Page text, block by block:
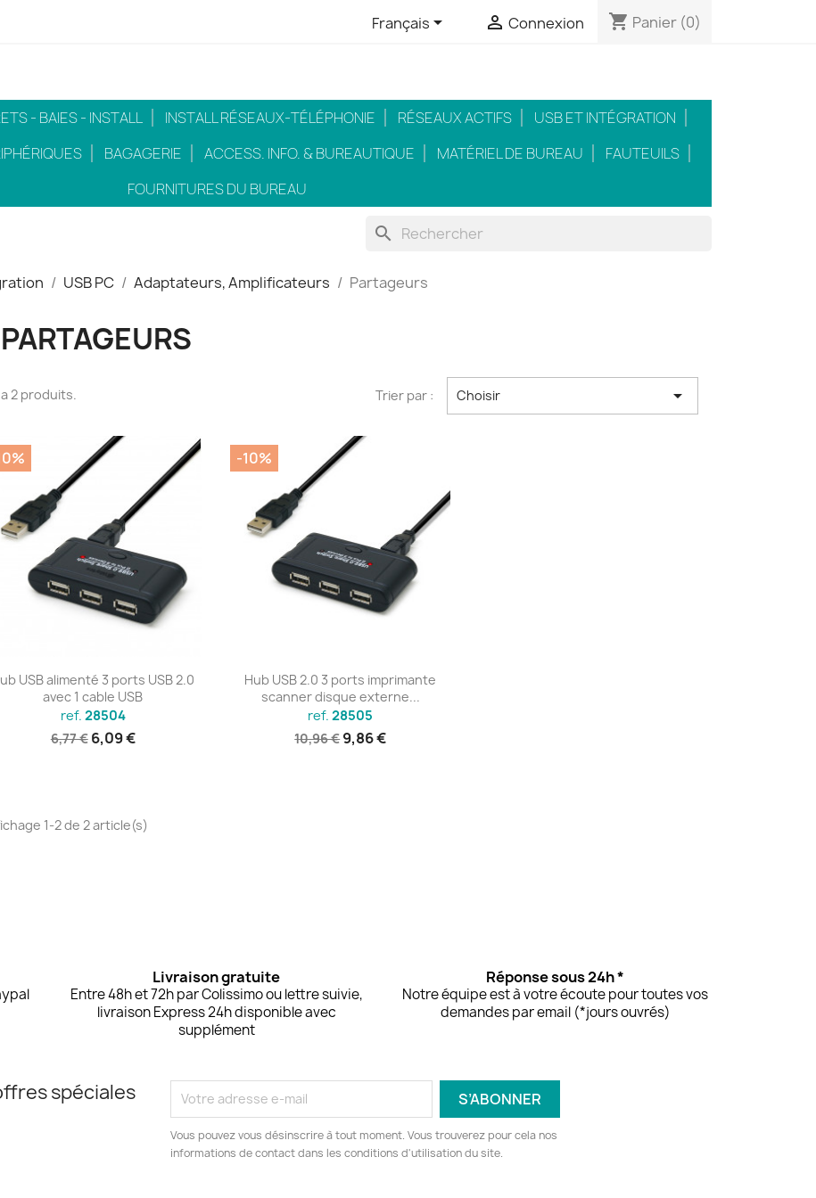
Français  Connexion shopping_cart Panier (0)
- BAIES - INSTALL INSTALL RÉSEAUX-TÉLÉPHONIE RÉSEAUX ACTIFS
USB ET INTÉGRATION
BAGAGERIE ACCESS. INFO. & BUREAUTIQUE MATÉRIEL DE BUREAU
FAUTEUILS
FOURNITURES DU BUREAU
search
USB PC Adaptateurs, Amplificateurs Partageurs
PARTAGEURS
a 2 produits. Trier par : Choisir 
Aperçu rapide
USB alimenté 3 ports USB 2.0
avec 1 cable USB
ref. 28504
6,77 € 6,09 €
Aperçu rapide
Hub USB 2.0 3 ports imprimante
scanner disque externe...
ref.28505
10,96 €9,86 €
-10%
1-2 de 2 article(s)
Livraison gratuite
Entre 48h et 72h par Colissimo ou lettre suivie,
livraison Express 24h disponible avec
supplément
Réponse sous 24h *
Notre équipe est à votre écoute pour toutes vos
demandes par email (*jours ouvrés)
spéciales
Vous pouvez vous désinscrire à tout moment. Vous trouverez pour cela nos
informations de contact dans les conditions d'utilisation du site.